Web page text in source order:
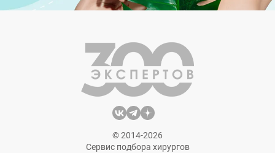
© 2014-2026
Сервис подбора хирургов